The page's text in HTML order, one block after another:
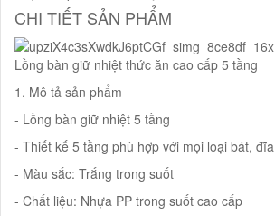
CHI TIẾT SẢN PHẨM
Lồng bàn giữ nhiệt thức ăn cao cấp 5 tầng
1. Mô tả sản phẩm
- Lồng bàn giữ nhiệt 5 tầng
- Thiết kế 5 tầng phù hợp với mọi loại bát, đĩa
- Màu sắc: Trắng trong suốt
- Chất liệu: Nhựa PP trong suốt cao cấp